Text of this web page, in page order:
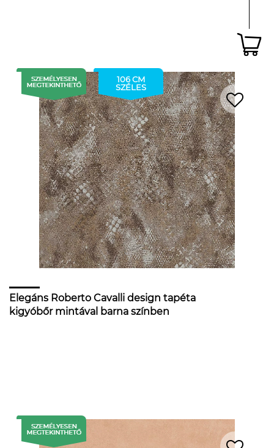
106 CM
SZÉLES
Elegáns Roberto Cavalli design tapéta
kigyóbőr mintával barna színben